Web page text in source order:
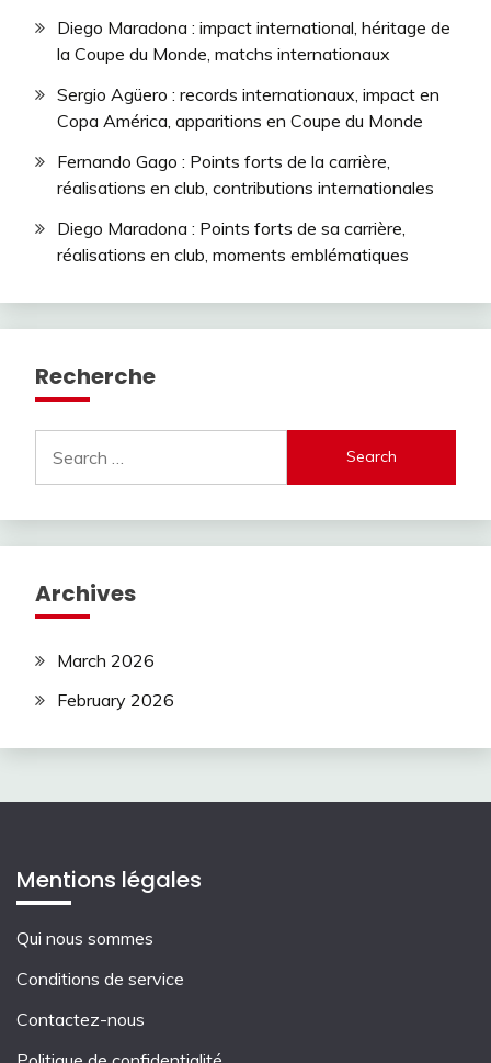
Diego Maradona : impact international, héritage de
la Coupe du Monde, matchs internationaux
Sergio Agüero : records internationaux, impact en
Copa América, apparitions en Coupe du Monde
Fernando Gago : Points forts de la carrière,
réalisations en club, contributions internationales
Diego Maradona : Points forts de sa carrière,
réalisations en club, moments emblématiques
Recherche
for:
Archives
March 2026
February 2026
Mentions légales
Qui nous sommes
Conditions de service
Contactez-nous